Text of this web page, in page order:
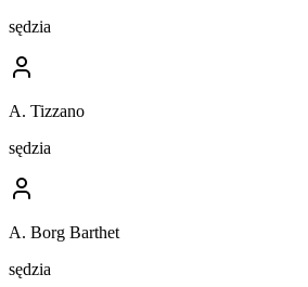
sędzia
A. Tizzano
sędzia
A. Borg Barthet
sędzia